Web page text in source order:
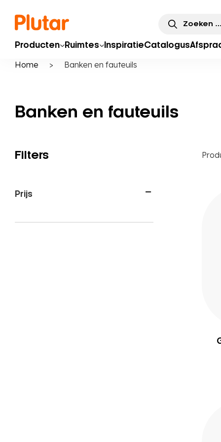
Zoeken
naar:
Producten Ruimtes InspiratieCatalogus
Home > Banken en fauteuils
Banken en fauteuils
Filters
Prijs